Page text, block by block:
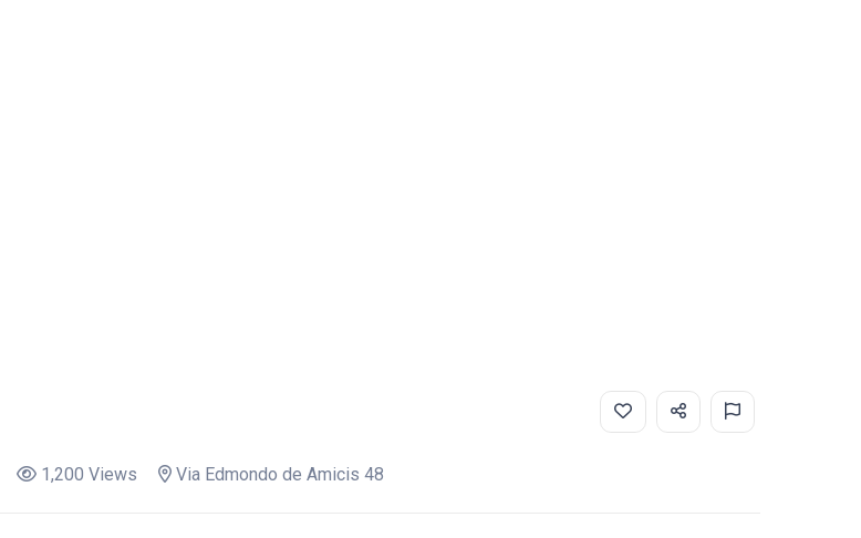
1,200 Views Via Edmondo de Amicis 48